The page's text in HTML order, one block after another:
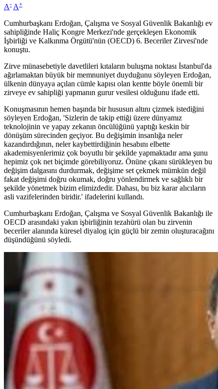
A- A+
Cumhurbaşkanı Erdoğan, Çalışma ve Sosyal Güvenlik Bakanlığı ev
sahipliğinde Haliç Kongre Merkezi'nde gerçekleşen Ekonomik
İşbirliği ve Kalkınma Örgütü'nün (OECD) 6. Beceriler Zirvesi'nde
konuştu.
Zirve münasebetiyle davetlileri kıtaların buluşma noktası İstanbul'da
ağırlamaktan büyük bir memnuniyet duyduğunu söyleyen Erdoğan,
ülkenin dünyaya açılan cümle kapısı olan kentte böyle önemli bir
zirveye ev sahipliği yapmanın gurur vesilesi olduğunu ifade etti.
Konuşmasının hemen başında bir hususun altını çizmek istediğini
söyleyen Erdoğan, 'Sizlerin de takip ettiği üzere dünyamız
teknolojinin ve yapay zekanın öncülüğünü yaptığı keskin bir
dönüşüm sürecinden geçiyor. Bu değişimin insanlığa neler
kazandırdığının, neler kaybettirdiğinin hesabını elbette
akademisyenlerimiz çok boyutlu bir şekilde yapmaktadır ama şunu
hepimiz çok net biçimde görebiliyoruz. Önüne çıkanı sürükleyen bu
değişim dalgasını durdurmak, değişime set çekmek mümkün değil
fakat değişimi doğru okumak, doğru yönlendirmek ve sağlıklı bir
şekilde yönetmek bizim elimizdedir. Dahası, bu biz karar alıcıların
asli vazifelerinden biridir.' ifadelerini kullandı.
Cumhurbaşkanı Erdoğan, Çalışma ve Sosyal Güvenlik Bakanlığı ile
OECD arasındaki yakın işbirliğinin tezahürü olan bu zirvenin
beceriler alanında küresel diyalog için güçlü bir zemin oluşturacağını
düşündüğünü söyledi.